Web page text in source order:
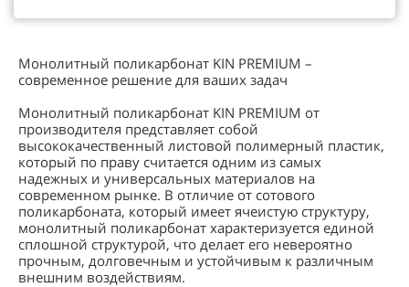
Монолитный поликарбонат KIN PREMIUM –
современное решение для ваших задач
Монолитный поликарбонат KIN PREMIUM от
производителя представляет собой
высококачественный листовой полимерный пластик,
который по праву считается одним из самых
надежных и универсальных материалов на
современном рынке. В отличие от сотового
поликарбоната, который имеет ячеистую структуру,
монолитный поликарбонат характеризуется единой
сплошной структурой, что делает его невероятно
прочным, долговечным и устойчивым к различным
внешним воздействиям.